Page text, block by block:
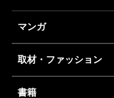
マンガ
取材・ファッション
書籍